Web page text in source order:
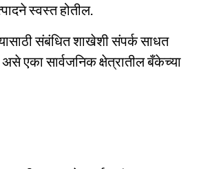
स्वस्त होतील.
संबंधित शाखेशी संपर्क साधत
एका सार्वजनिक क्षेत्रातील बँकेच्या